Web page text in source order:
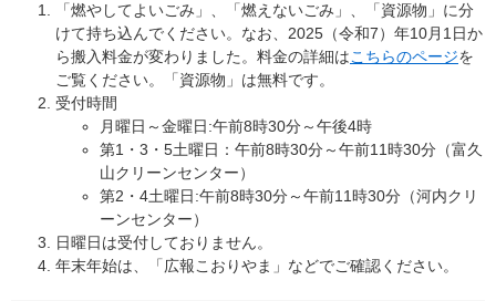
「燃やしてよいごみ」、「燃えないごみ」、「資源物」に分
けて持ち込んでください。なお、2025（令和7）年10月1日か
ら搬入料金が変わりました。料金の詳細はこちらのページを
ご覧ください。「資源物」は無料です。
受付時間
月曜日～金曜日:午前8時30分～午後4時
第1・3・5土曜日：午前8時30分～午前11時30分（富久
山クリーンセンター）
第2・4土曜日:午前8時30分～午前11時30分（河内クリ
ーンセンター）
日曜日は受付しておりません。
年末年始は、「広報こおりやま」などでご確認ください。